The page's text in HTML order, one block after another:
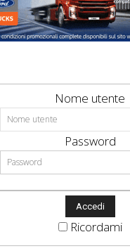
Nome utente
Password
Ricordami